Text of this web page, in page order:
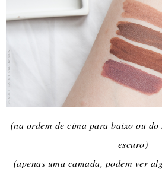
(na ordem de cima para baixo ou
escuro)
(apenas uma camada, podem ver